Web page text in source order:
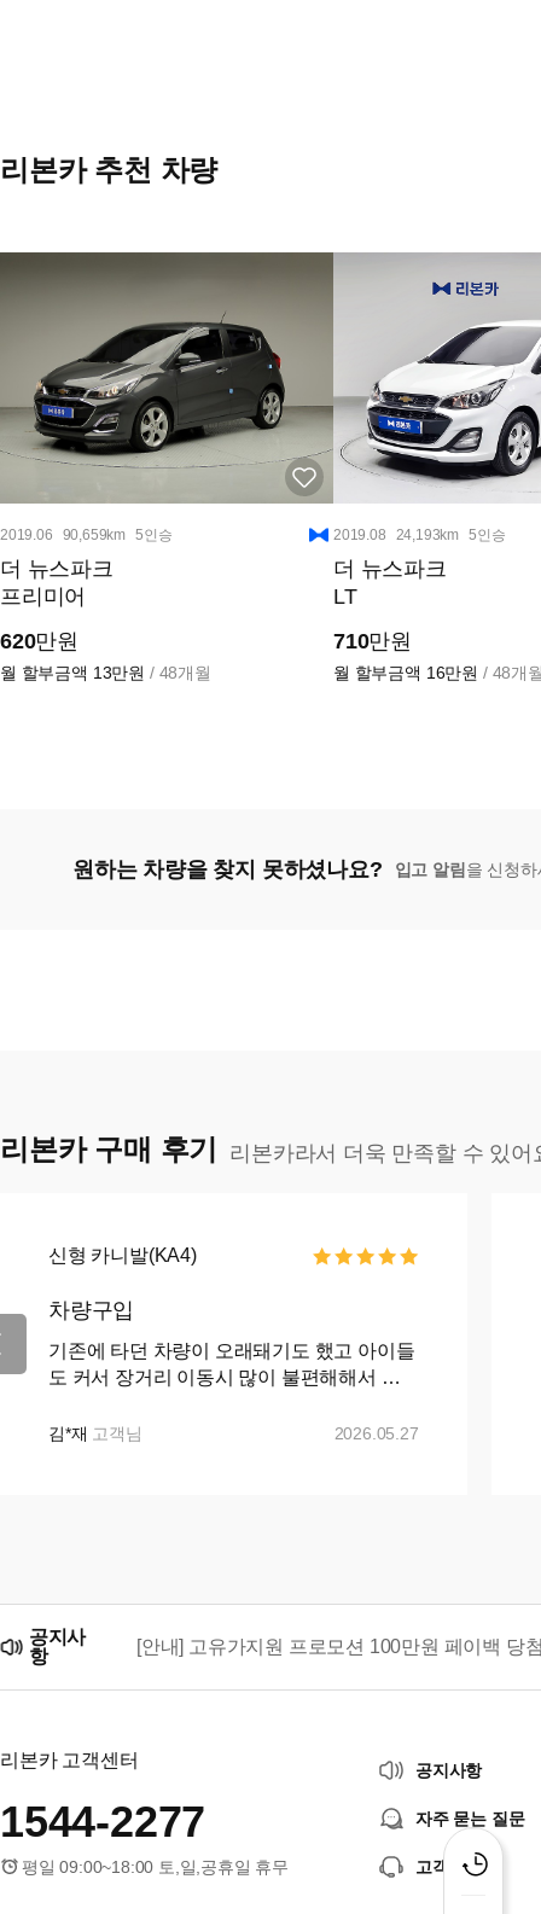
리본카 추천 차량
2019.06 90,659km 5인승
더 뉴스파크
프리미어
620만원
월 할부금액 13만원 / 48개월
2019.08 24,193km 5인승
더 뉴스파크
LT
710만원
월 할부금액 16만원 / 48개
원하는 차량을 찾지 못하셨나요? 입고 알림 을 신청
리본카 구매 후기 리본카라서 더욱 만족할 수 있어
신형 카니발(KA4)
차량구입
기존에 타던 차량이 오래돼기도 했고 아이들
도 커서 장거리 이동시 많이 불편해해서 카
준히 매물검색 해왔으나 마땅히 가격이나 조
김*재 고객님 2026.05.27
공지사
항
[안내] 고유가지원 프로모션 100만원 페이백 당
리본카 고객센터
1544-2277
평일 09:00~18:00 토,일,공휴일 휴무
공지사항
자주 묻는 질문
고객센터